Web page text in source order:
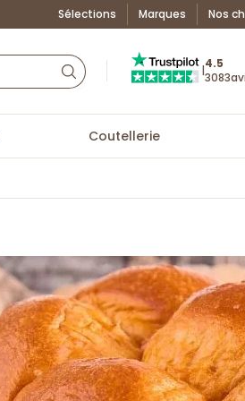
Sélections Marques Nos
Truspilot : La
4.5
3083
Coutellerie